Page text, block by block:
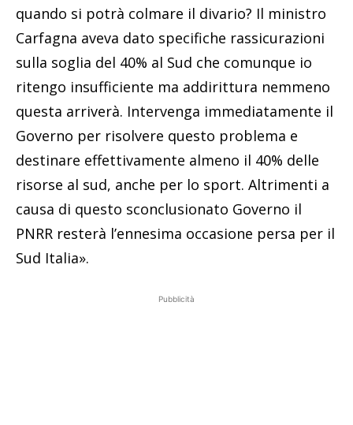
quando si potrà colmare il divario? Il ministro
Carfagna aveva dato specifiche rassicurazioni
sulla soglia del 40% al Sud che comunque io
ritengo insufficiente ma addirittura nemmeno
questa arriverà. Intervenga immediatamente il
Governo per risolvere questo problema e
destinare effettivamente almeno il 40% delle
risorse al sud, anche per lo sport. Altrimenti a
causa di questo sconclusionato Governo il
PNRR resterà l’ennesima occasione persa per il
Sud Italia».
Pubblicità